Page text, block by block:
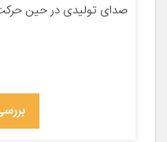
صدای تولیدی در حین